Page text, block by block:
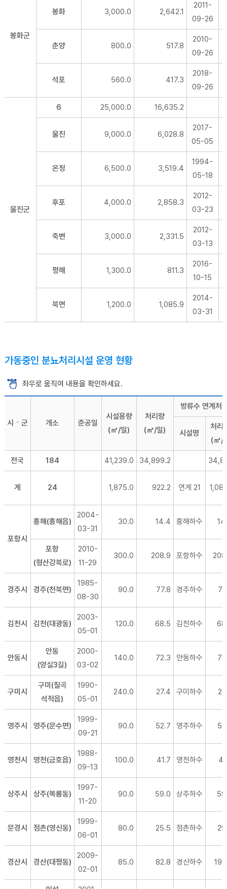
봉화군
봉화 3,000.0 2,642.1
2011-
09-26
춘양 800.0 517.8
2010-
09-26
석포 560.0 417.3
2018-
09-26
울진군
6 25,000.0 16,635.2
울진 9,000.0 6,028.8
2017-
05-05
온정 6,500.0 3,519.4
1994-
05-18
후포 4,000.0 2,858.3
2012-
03-23
죽변 3,000.0 2,331.5
2012-
03-13
평해 1,300.0 811.3
2016-
10-15
북면 1,200.0 1,085.9
2014-
03-31
가동중인 분뇨처리시설 운영 현황
좌우로 움직여 내용을 확인하세요.
시ㆍ군 개소 준공일
시설용량
(㎥/일)
처리량
(㎥/일)
방류수 연계처
시설명
처리
(㎥/
전국 184 41,239.0 34,899.2
계 24 1,875.0 922.2 연계 21
포항시
흥해(흥해읍)
2004-
03-31
30.0 14.4 흥해하수
포항
(형산강북로)
2010-
11-29
300.0 208.9 포항하수
경주시 경주(천북면)
1985-
08-30
90.0 77.8 경주하수
김천시 김천(대광동)
2003-
05-01
120.0 68.5 김천하수
안동시
안동
(양실3길)
2000-
03-02
140.0 72.3 안동하수
구미시
구미(칠곡
석적읍)
1990-
05-01
240.0 27.4 구미하수
영주시 영주(문수면)
1999-
09-21
90.0 52.7 영주하수
영천시 영천(금호읍)
1988-
09-13
100.0 41.7 영천하수
상주시 상주(복룡동)
1997-
11-20
90.0 59.0 상주하수
문경시 점촌(영신동)
1999-
06-01
80.0 25.5 점촌하수
경산시 경산(대평동)
2009-
02-01
85.0 82.8 경산하수